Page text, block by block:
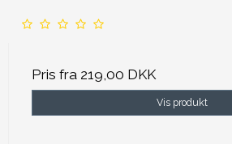
Pris fra 219,00 DKK
Vis produkt